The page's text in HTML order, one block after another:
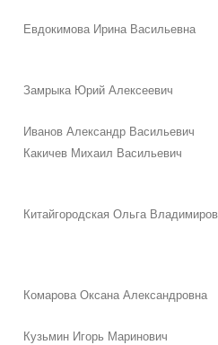
Евдокимова Ирина Васильевна
Замрыка Юрий Алексеевич
Иванов Александр Васильевич
Какичев Михаил Васильевич
Китайгородская Ольга
Комарова Оксана Александровна
Кузьмин Игорь Маринович